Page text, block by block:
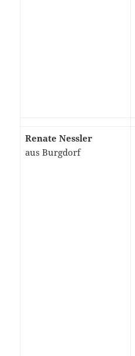
Renate Nessler
aus Burgdorf